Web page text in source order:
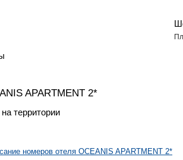
APARTMENT 2*
территории
номеров отеля OCEANIS APARTMENT 2*